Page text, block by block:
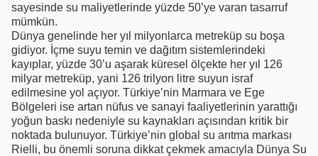
sayesinde su maliyetlerinde yüzde 50’ye varan tasarruf
mümkün.
Dünya genelinde her yıl milyonlarca metreküp su boşa
gidiyor. İçme suyu temin ve dağıtım sistemlerindeki
kayıplar, yüzde 30’u aşarak küresel ölçekte her yıl 126
milyar metreküp, yani 126 trilyon litre suyun israf
edilmesine yol açıyor. Türkiye’nin Marmara ve Ege
Bölgeleri ise artan nüfus ve sanayi faaliyetlerinin yarattığı
yoğun baskı nedeniyle su kaynakları açısından kritik bir
noktada bulunuyor. Türkiye’nin global su arıtma markası
Rielli, bu önemli soruna dikkat çekmek amacıyla Dünya Su